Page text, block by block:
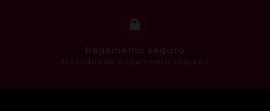
Pagamento seguro
Métodos de pagamento seguros